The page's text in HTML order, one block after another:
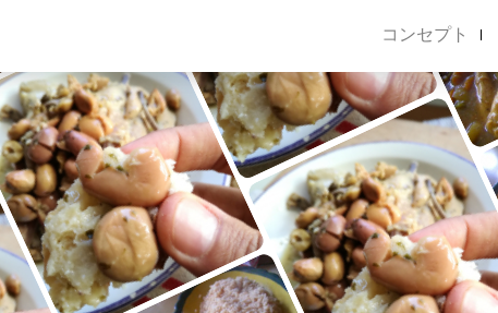
コンセプト